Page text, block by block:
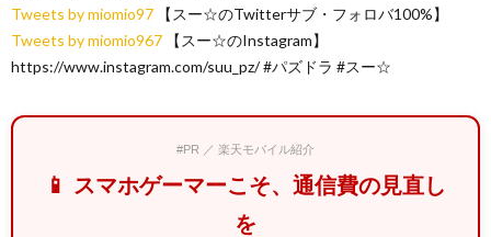
Tweets by miomio97 【スー☆のTwitterサブ・フォロバ100%】
Tweets by miomio967 【スー☆のInstagram】
https://www.instagram.com/suu_pz/ #パズドラ #スー☆
#PR ／ 楽天モバイル紹介
📱 スマホゲーマーこそ、通信費の見直し
を